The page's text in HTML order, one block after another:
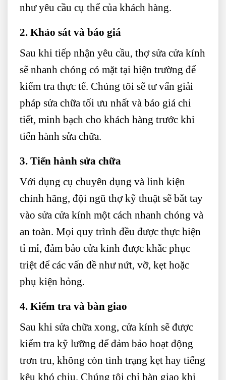
như yêu cầu cụ thể của khách hàng.
2. Khảo sát và báo giá
Sau khi tiếp nhận yêu cầu, thợ sửa cửa kính
sẽ nhanh chóng có mặt tại hiện trường để
kiểm tra thực tế. Chúng tôi sẽ tư vấn giải
pháp sửa chữa tối ưu nhất và báo giá chi
tiết, minh bạch cho khách hàng trước khi
tiến hành sửa chữa.
3. Tiến hành sửa chữa
Với dụng cụ chuyên dụng và linh kiện
chính hãng, đội ngũ thợ kỹ thuật sẽ bắt tay
vào sửa cửa kính một cách nhanh chóng và
an toàn. Mọi quy trình đều được thực hiện
tỉ mỉ, đảm bảo cửa kính được khắc phục
triệt để các vấn đề như nứt, vỡ, kẹt hoặc
phụ kiện hỏng.
4. Kiểm tra và bàn giao
Sau khi sửa chữa xong, cửa kính sẽ được
kiểm tra kỹ lưỡng để đảm bảo hoạt động
trơn tru, không còn tình trạng kẹt hay tiếng
kêu khó chịu. Chúng tôi chỉ bàn giao khi